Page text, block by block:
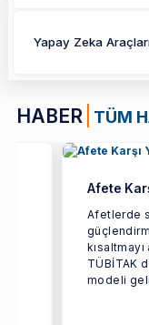
Yapay Zeka
HABER TÜM
Afete
Afetlerde
TÜBİTAK